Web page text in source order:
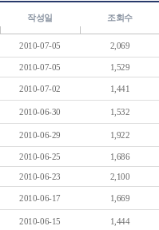
작성일 조회수
2010-07-05 2,069
2010-07-05 1,529
2010-07-02 1,441
2010-06-30 1,532
2010-06-29 1,922
2010-06-25 1,686
2010-06-23 2,100
2010-06-17 1,669
2010-06-15 1,444